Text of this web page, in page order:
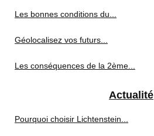
Les bonnes conditions du...
Géolocalisez vos futurs...
Les conséquences de la 2ème...
Actualité
Pourquoi choisir Lichtenstein...